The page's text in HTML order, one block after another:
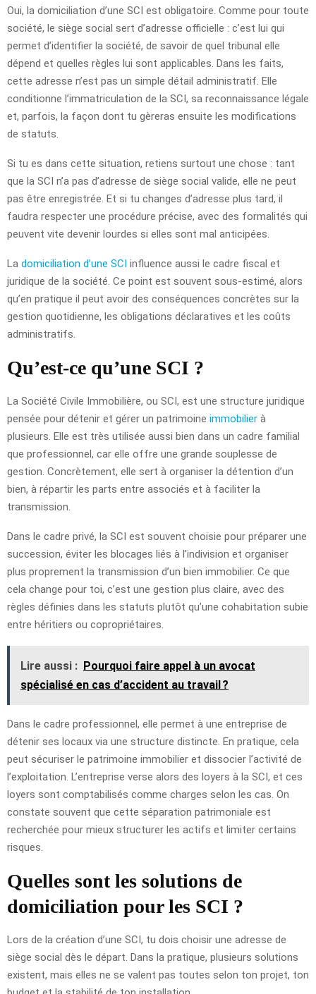
Oui, la domiciliation d’une SCI est obligatoire. Comme pour toute
société, le siège social sert d’adresse officielle : c’est lui qui
permet d’identifier la société, de savoir de quel tribunal elle
dépend et quelles règles lui sont applicables. Dans les faits,
cette adresse n’est pas un simple détail administratif. Elle
conditionne l’immatriculation de la SCI, sa reconnaissance légale
et, parfois, la façon dont tu gèreras ensuite les modifications
de statuts.
Si tu es dans cette situation, retiens surtout une chose : tant
que la SCI n’a pas d’adresse de siège social valide, elle ne peut
pas être enregistrée. Et si tu changes d’adresse plus tard, il
faudra respecter une procédure précise, avec des formalités qui
peuvent vite devenir lourdes si elles sont mal anticipées.
La domiciliation d’une SCI influence aussi le cadre fiscal et
juridique de la société. Ce point est souvent sous-estimé, alors
qu’en pratique il peut avoir des conséquences concrètes sur la
gestion quotidienne, les obligations déclaratives et les coûts
administratifs.
Qu’est-ce qu’une SCI ?
La Société Civile Immobilière, ou SCI, est une structure juridique
pensée pour détenir et gérer un patrimoine immobilier à
plusieurs. Elle est très utilisée aussi bien dans un cadre familial
que professionnel, car elle offre une grande souplesse de
gestion. Concrètement, elle sert à organiser la détention d’un
bien, à répartir les parts entre associés et à faciliter la
transmission.
Dans le cadre privé, la SCI est souvent choisie pour préparer une
succession, éviter les blocages liés à l’indivision et organiser
plus proprement la transmission d’un bien immobilier. Ce que
cela change pour toi, c’est une gestion plus claire, avec des
règles définies dans les statuts plutôt qu’une cohabitation subie
entre héritiers ou copropriétaires.
Lire aussi : Pourquoi faire appel à un avocat
spécialisé en cas d’accident au travail ?
Dans le cadre professionnel, elle permet à une entreprise de
détenir ses locaux via une structure distincte. En pratique, cela
peut sécuriser le patrimoine immobilier et dissocier l’activité de
l’exploitation. L’entreprise verse alors des loyers à la SCI, et ces
loyers sont comptabilisés comme charges selon les cas. On
constate souvent que cette séparation patrimoniale est
recherchée pour mieux structurer les actifs et limiter certains
risques.
Quelles sont les solutions de
domiciliation pour les SCI ?
Lors de la création d’une SCI, tu dois choisir une adresse de
siège social dès le départ. Dans la pratique, plusieurs solutions
existent, mais elles ne se valent pas toutes selon ton projet, ton